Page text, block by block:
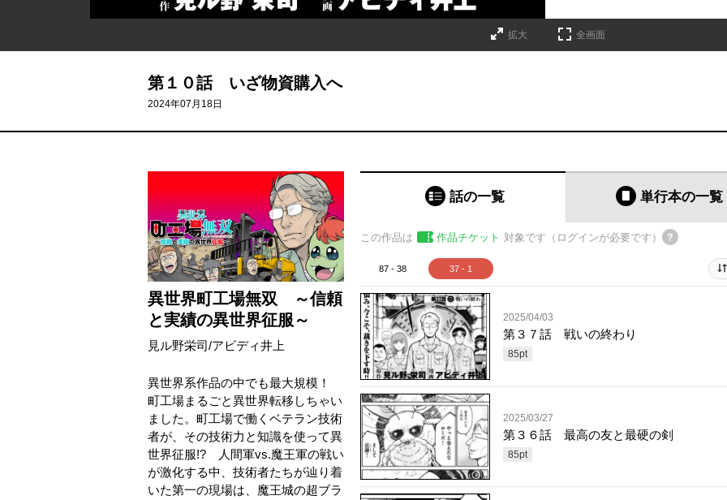
拡大 全画面
第１０話 いざ物資購入へ
2024年07月18日
異世界町工場無双 ～信頼
と実績の異世界征服～
見ル野栄司/アビディ井上
異世界系作品の中でも最大規模！
町工場まるごと異世界転移しちゃい
ました。町工場で働くベテラン技術
者が、その技術力と知識を使って異
世界征服!? 人間軍vs.魔王軍の戦い
が激化する中、技術者たちが辿り着
いた第一の現場は、魔王城の超ブラ
話の一覧 単行本の一覧
この作品は 作品チケット 対象です（ログインが必要です）
87 - 38 37 - 1
2025/04/03
第３７話 戦いの終わり
85pt
2025/03/27
第３６話 最高の友と最硬の剣
85pt